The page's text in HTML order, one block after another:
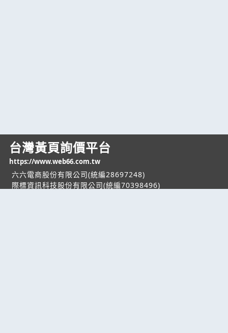
台灣黃頁詢價平台
https://www.web66.com.tw
六六電商股份有限公司(統編28697248)
際標資訊科技股份有限公司(統編70398496)